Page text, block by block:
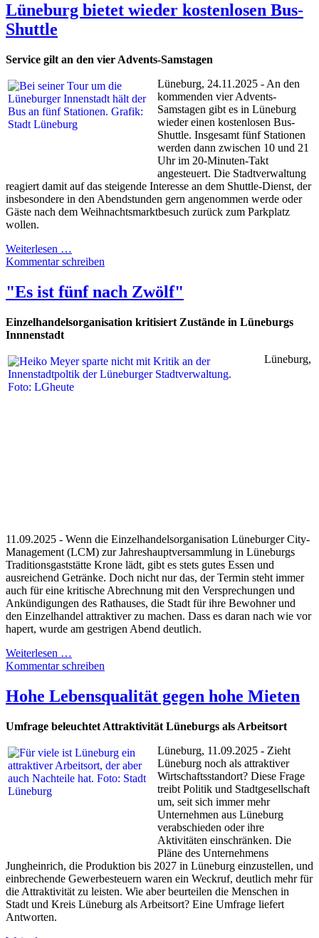
Lüneburg bietet wieder kostenlosen Bus-
Shuttle
Service gilt an den vier Advents-Samstagen
Lüneburg, 24.11.2025 - An den
kommenden vier Advents-
Samstagen gibt es in Lüneburg
wieder einen kostenlosen Bus-
Shuttle. Insgesamt fünf Stationen
werden dann zwischen 10 und 21
Uhr im 20-Minuten-Takt
angesteuert. Die Stadtverwaltung
reagiert damit auf das steigende Interesse an dem Shuttle-Dienst, der
insbesondere in den Abendstunden gern angenommen werde oder
Gäste nach dem Weihnachtsmarktbesuch zurück zum Parkplatz
wollen.
Weiterlesen …
Kommentar schreiben
"Es ist fünf nach Zwölf"
Einzelhandelsorganisation kritisiert Zustände in Lüneburgs
Innnenstadt
Lüneburg,
11.09.2025 - Wenn die Einzelhandelsorganisation Lüneburger City-
Management (LCM) zur Jahreshauptversammlung in Lüneburgs
Traditionsgaststätte Krone lädt, gibt es stets gutes Essen und
ausreichend Getränke. Doch nicht nur das, der Termin steht immer
auch für eine kritische Abrechnung mit den Versprechungen und
Ankündigungen des Rathauses, die Stadt für ihre Bewohner und
den Einzelhandel attraktiver zu machen. Dass es daran nach wie vor
hapert, wurde am gestrigen Abend deutlich.
Weiterlesen …
Kommentar schreiben
Hohe Lebensqualität gegen hohe Mieten
Umfrage beleuchtet Attraktivität Lüneburgs als Arbeitsort
Lüneburg, 11.09.2025 - Zieht
Lüneburg noch als attraktiver
Wirtschaftsstandort? Diese Frage
treibt Politik und Stadtgesellschaft
um, seit sich immer mehr
Unternehmen aus Lüneburg
verabschieden oder ihre
Aktivitäten einschränken. Die
Pläne des Unternehmens
Jungheinrich, die Produktion bis 2027 in Lüneburg einzustellen, und
einbrechende Gewerbesteuern waren ein Weckruf, deutlich mehr für
die Attraktivität zu leisten. Wie aber beurteilen die Menschen in
Stadt und Kreis Lüneburg als Arbeitsort? Eine Umfrage liefert
Antworten.